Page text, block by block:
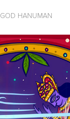
GOD HANUMAN